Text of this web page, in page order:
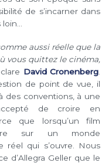
de s’incarner dans
aussi réelle que la
vous quittez le cinéma,
David Cronenberg
de point de vue, il
des conventions, à une
de croire en
que lorsqu’un film
sur un monde
réel qui s’ouvre. Nous
d’Allegra Geller que le